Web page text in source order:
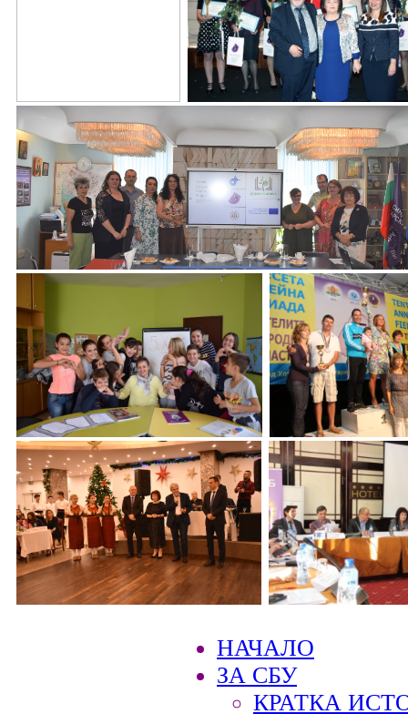
НАЧАЛО
ЗА СБУ
КРАТКА